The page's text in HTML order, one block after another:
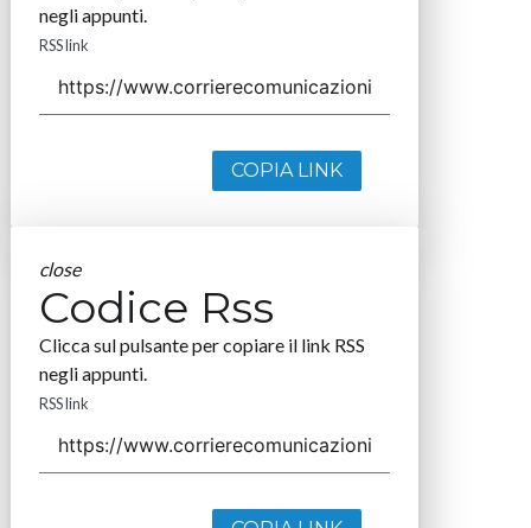
negli appunti.
RSS link
COPIA LINK
close
Codice Rss
Clicca sul pulsante per copiare il link RSS
negli appunti.
RSS link